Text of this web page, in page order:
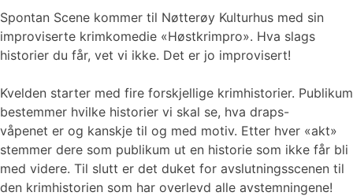
Spontan Scene kommer til Nøtterøy Kulturhus med sin
improviserte krimkomedie «Høstkrimpro». Hva slags
historier du får, vet vi ikke. Det er jo improvisert!
Kvelden starter med fire forskjellige krimhistorier. Publikum
bestemmer hvilke historier vi skal se, hva draps-
våpenet er og kanskje til og med motiv. Etter hver «akt»
stemmer dere som publikum ut en historie som ikke får bli
med videre. Til slutt er det duket for avslutningsscenen til
den krimhistorien som har overlevd alle avstemningene!